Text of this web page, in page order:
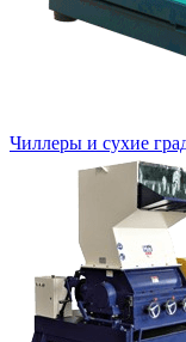
Чиллеры и сухие